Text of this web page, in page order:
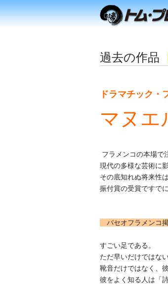
過去の作品
ドラマチック・
マヌエ
フラメンコの本場で
現代の多様な芸術に
その底知れぬ将来性
振付賞の受賞ですで
パセオフラメンコ
すごい足である。
ただ早いだけではな
靴音だけではなく、
彼をよく知る人は「